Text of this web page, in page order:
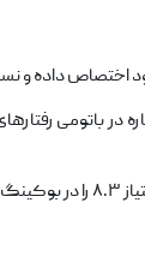
اختصاص داده و
استپس در مقایسه با